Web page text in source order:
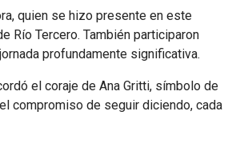
quien se hizo presente en este
Río Tercero. También participaron
profundamente significativa.
el coraje de Ana Gritti, símbolo de
compromiso de seguir diciendo, cada